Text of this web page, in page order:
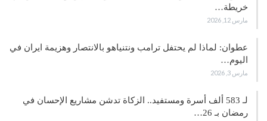
خريطة…
مارس 12, 2026
عطوان: لماذا لم يحتفل ترامب ونتنياهو بالانتصار وهزيمة ايران في
اليوم…
مارس 3, 2026
لـ 583 ألف أسرة ومستفيد.. الزكاة تدشن مشاريع الإحسان في
رمضان بـ 26…